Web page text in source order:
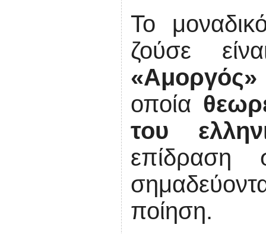
Το
ζούσε
«Αμοργός»
οποία
του
επίδραση
ποίηση.